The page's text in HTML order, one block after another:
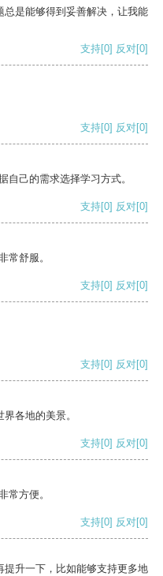
是能够得到妥善解决，让我能
支持[0] 反对[0]
支持[0] 反对[0]
自己的需求选择学习方式。
支持[0] 反对[0]
常舒服。
支持[0] 反对[0]
支持[0] 反对[0]
各地的美景。
支持[0] 反对[0]
常方便。
支持[0] 反对[0]
升一下，比如能够支持更多地